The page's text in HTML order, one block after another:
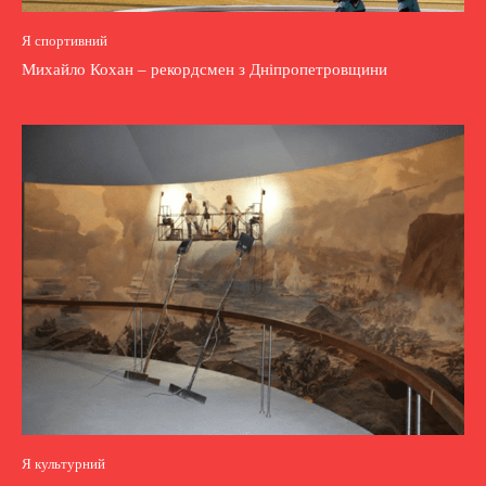
Я спортивний
Михайло Кохан – рекордсмен з Дніпропетровщини
Я культурний